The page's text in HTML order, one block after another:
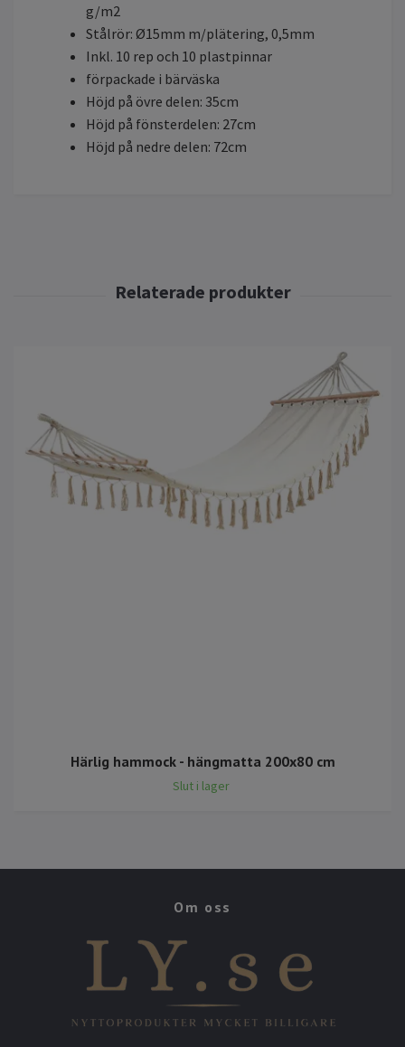
g/m2
Stålrör: Ø15mm m/plätering, 0,5mm
Inkl. 10 rep och 10 plastpinnar
förpackade i bärväska
Höjd på övre delen: 35cm
Höjd på fönsterdelen: 27cm
Höjd på nedre delen: 72cm
Härlig hammock - hängmatta 200x80 cm
Slut i lager
Om oss